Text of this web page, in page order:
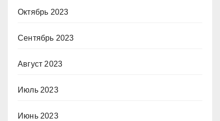
Октябрь 2023
Сентябрь 2023
Август 2023
Июль 2023
Июнь 2023